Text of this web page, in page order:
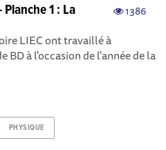
1386
1 : La
LIEC ont travaillé à
BD à l'occasion de l'année de la
PHYSIQUE